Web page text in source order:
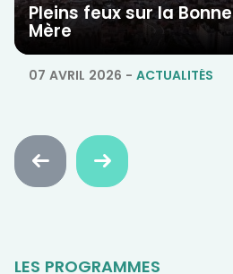
Pleins feux sur la Bonne
Mère
07 AVRIL 2026 - ACTUALITÉS
Faire
défiler
Faire
défiler
LES PROGRAMMES